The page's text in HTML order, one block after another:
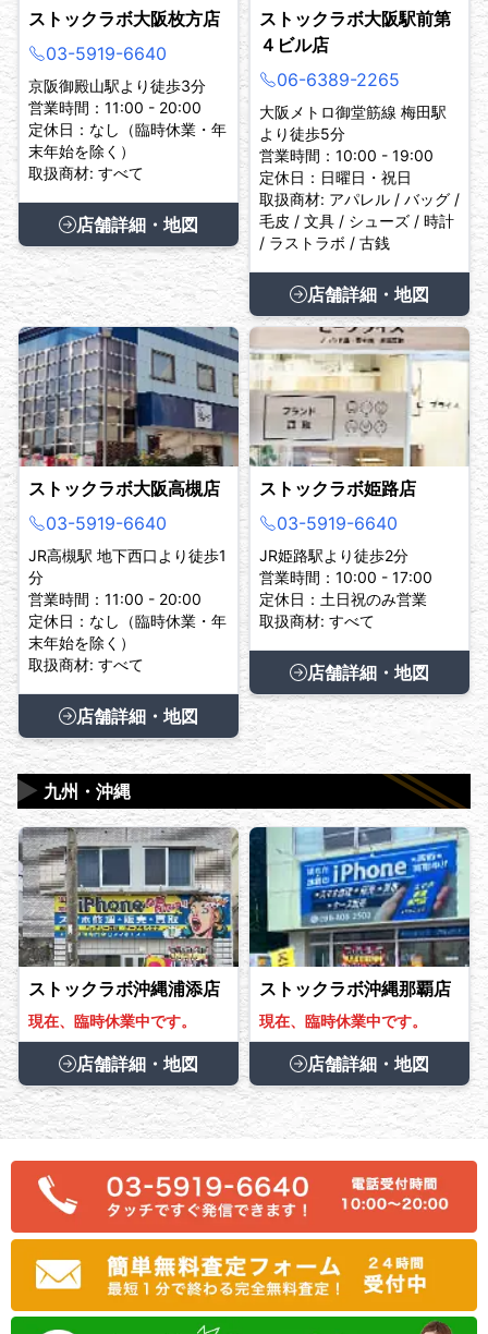
ストックラボ大阪枚方店
03-5919-6640
京阪御殿山駅より徒歩3分
営業時間：11:00 - 20:00
定休日：なし（臨時休業・年
末年始を除く）
取扱商材: すべて
店舗詳細・地図
ストックラボ大阪駅前第
４ビル店
06-6389-2265
大阪メトロ御堂筋線 梅田駅
より徒歩5分
営業時間：10:00 - 19:00
定休日：日曜日・祝日
取扱商材: アパレル / バッグ /
毛皮 / 文具 / シューズ / 時計
/ ラストラボ / 古銭
店舗詳細・地図
ストックラボ大阪高槻店
03-5919-6640
JR高槻駅 地下西口より徒歩1
分
営業時間：11:00 - 20:00
定休日：なし（臨時休業・年
末年始を除く）
取扱商材: すべて
店舗詳細・地図
ストックラボ姫路店
03-5919-6640
JR姫路駅より徒歩2分
営業時間：10:00 - 17:00
定休日：土日祝のみ営業
取扱商材: すべて
店舗詳細・地図
九州・沖縄
▶
ストックラボ沖縄浦添店
現在、臨時休業中です。
店舗詳細・地図
ストックラボ沖縄那覇店
現在、臨時休業中です。
店舗詳細・地図